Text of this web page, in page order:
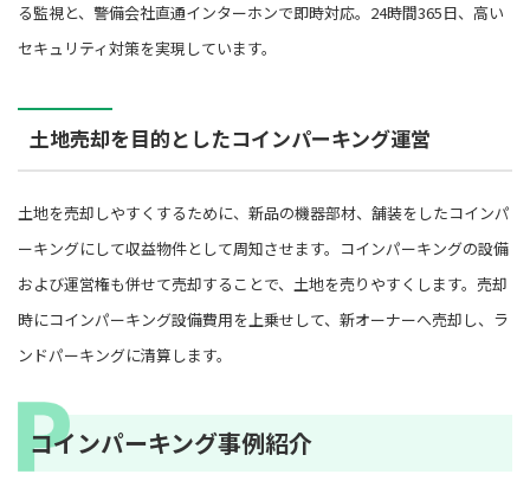
る監視と、警備会社直通インターホンで即時対応。24時間365日、高い
セキュリティ対策を実現しています。
土地売却を目的としたコインパーキング運営
土地を売却しやすくするために、新品の機器部材、舗装をしたコインパ
ーキングにして収益物件として周知させます。コインパーキングの設備
および運営権も併せて売却することで、土地を売りやすくします。売却
時にコインパーキング設備費用を上乗せして、新オーナーへ売却し、ラ
ンドパーキングに清算します。
コインパーキング事例紹介